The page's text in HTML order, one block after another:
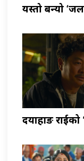
यस्तो बन्यो
दयाहाङ राईको